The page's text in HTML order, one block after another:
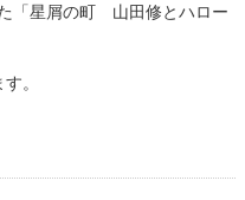
「星屑の町 山田修とハロー
。